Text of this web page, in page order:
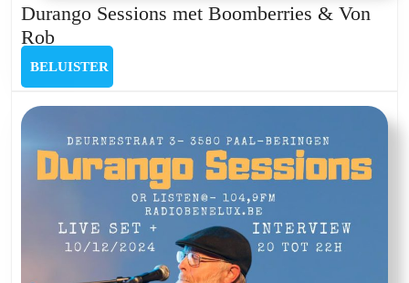
Durango Sessions met Boomberries & Von
RobDurango
Sessions
met
Boomberries
Von
Rob
BELUISTER